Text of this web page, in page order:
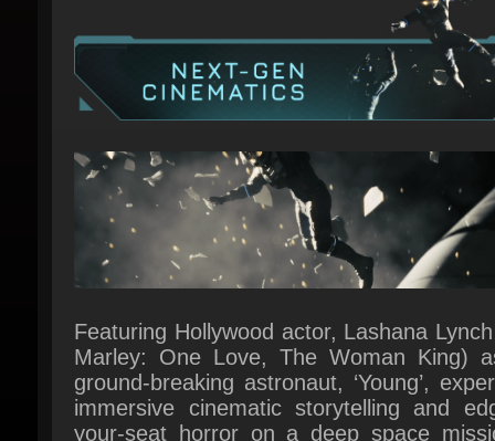
Featuring Hollywood actor, Lashana Lynch
Marley: One Love, The Woman King)
immersive cinematic storytelling and
your-seat horror on a deep space
save humanity.